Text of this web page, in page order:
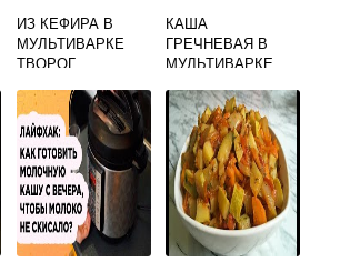
ИЗ КЕФИРА В
МУЛЬТИВАРКЕ
ТВОРОГ
КАША
ГРЕЧНЕВАЯ В
МУЛЬТИВАРКЕ
МОЛОКЕ